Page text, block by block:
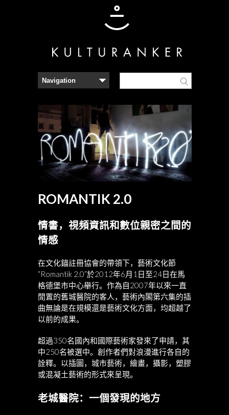
ROMANTIK 2.0
情書，視頻資訊和數位親密之間的
情感
在文化錨註冊協會的帶領下，藝術文化節
“Romantik 2.0”於2012年6月1日至24日在馬
格德堡市中心舉行。作為自2007年以來一直
閒置的舊城醫院的客人，藝術內閣第六集的插
曲無論是在規模還是藝術文化方面，均超越了
以前的成果。
超過350名國內和國際藝術家發來了申請，其
中250名被選中。創作者們對浪漫進行各自的
詮釋。以插圖，城市藝術，繪畫，攝影，塑膠
或混凝土藝術的形式來呈現。
老城醫院：一個發現的地方